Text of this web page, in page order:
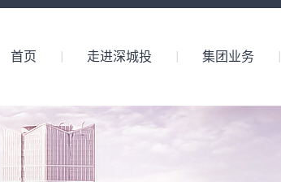
首页 走进深城投 集团业务